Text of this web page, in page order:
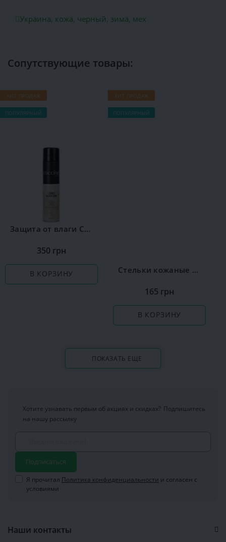
Украина, кожа, черный, зима, мех
Сопутствующие товары:
ХИТ ПРОДАЖ
ПОПУЛЯРНЫЙ
Защита от влаги Сoccine
350 грн
В КОРЗИНУ
ХИТ ПРОДАЖ
ПОПУЛЯРНЫЙ
Стельки кожаные Coccine Leather on Latex
165 грн
В КОРЗИНУ
ПОКАЗАТЬ ЕЩЕ
Хотите узнавать первым об акциях и скидках? Подпишитесь
на нашу рассылку
Подписаться
Я прочитал Политика конфиденциальности и согласен с
условиями
Наши контакты